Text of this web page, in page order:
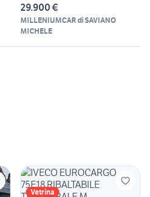
29.900 €
MILLENIUMCAR di SAVIANO
MICHELE
Vetrina